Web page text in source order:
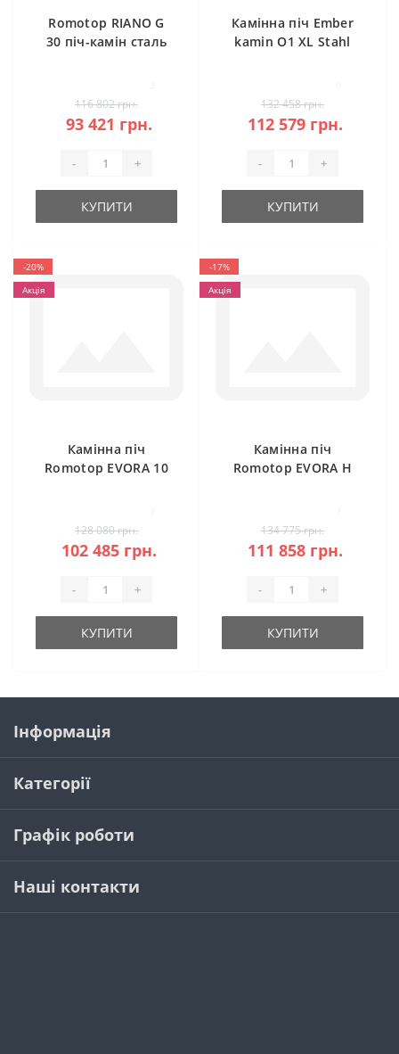
Romotop RIANO G
30 піч-камін сталь
116 802 грн.
93 421 грн.
- +
КУПИТИ
Камінна піч Ember
kamin O1 XL Stahl
132 458 грн.
112 579 грн.
- +
КУПИТИ
-20%
Акція
Камінна піч
Romotop EVORA 10
128 080 грн.
102 485 грн.
- +
КУПИТИ
-17%
Акція
Камінна піч
Romotop EVORA H
134 775 грн.
111 858 грн.
- +
КУПИТИ
Інформація
Категорії
Графік роботи
Наші контакти